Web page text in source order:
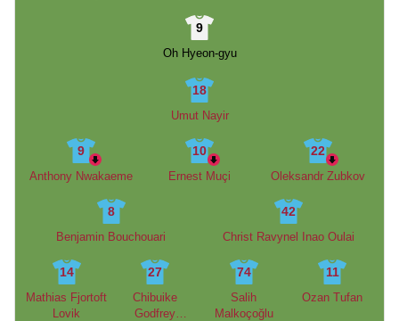
9
Oh Hyeon-gyu
18
Umut Nayir
9
Anthony Nwakaeme
10
Ernest Muçi
22
Oleksandr Zubkov
8
Benjamin Bouchouari
42
Christ Ravynel Inao Oulai
14
Mathias Fjortoft
Lovik
27
Chibuike
Godfrey
74
Salih
Malkoçoğlu
11
Ozan Tufan